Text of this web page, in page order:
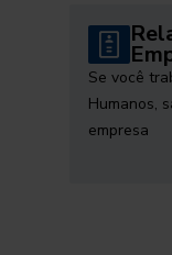
Se você
Humanos,
empresa